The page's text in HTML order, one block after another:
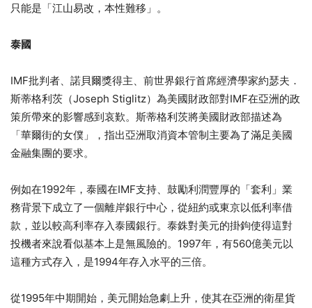
只能是「江山易改，本性難移」。
泰國
IMF批判者、諾貝爾獎得主、前世界銀行首席經濟學家約瑟夫．
斯蒂格利茨（Joseph Stiglitz）為美國財政部對IMF在亞洲的政
策所帶來的影響感到哀歎。斯蒂格利茨將美國財政部描述為
「華爾街的女僕」，指出亞洲取消資本管制主要為了滿足美國
金融集團的要求。
例如在1992年，泰國在IMF支持、鼓勵利潤豐厚的「套利」業
務背景下成立了一個離岸銀行中心，從紐約或東京以低利率借
款，並以較高利率存入泰國銀行。泰銖對美元的掛鉤使得這對
投機者來說看似基本上是無風險的。1997年，有560億美元以
這種方式存入，是1994年存入水平的三倍。
從1995年中期開始，美元開始急劇上升，使其在亞洲的衛星貨